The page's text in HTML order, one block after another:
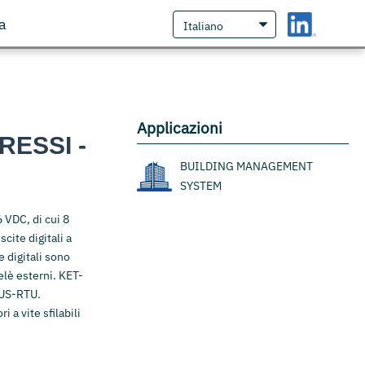
-
di cui 8
digitali a
digitali sono
esterni. KET-
RTU.
a vite sfilabili
Applicazioni
BUILDING MANAGEMENT
SYSTEM